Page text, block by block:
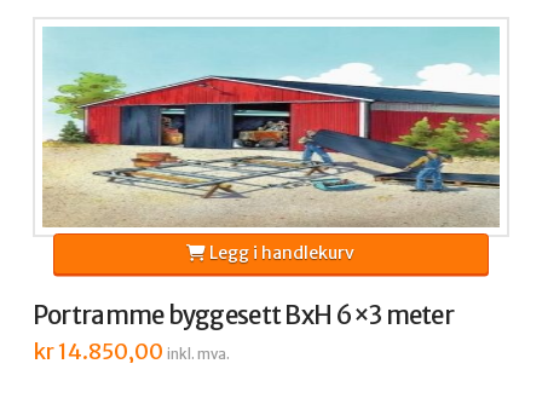
Portramme byggesett BxH 6×3 meter
kr14.850,00 inkl. mva.
Legg i handlekurv